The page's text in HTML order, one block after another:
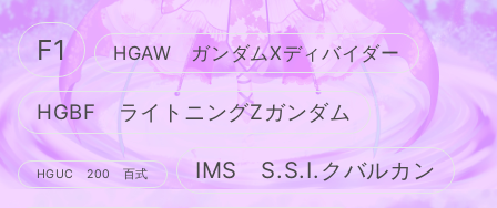
F1 HGAW ガンダムXディバイダー
HGBF ライトニングZガンダム
HGUC 200 百式 IMS S.S.I.クバルカン